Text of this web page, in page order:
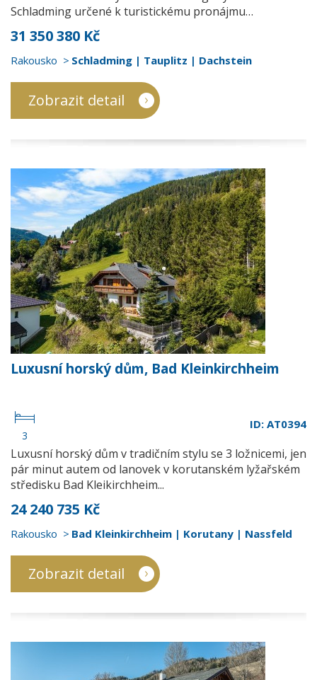
Schladming určené k turistickému pronájmu…
31 350 380 Kč
Rakousko Schladming | Tauplitz | Dachstein
Zobrazit detail
Luxusní horský dům, Bad Kleinkirchheim
3
ID: AT0394
Luxusní horský dům v tradičním stylu se 3 ložnicemi, jen
pár minut autem od lanovek v korutanském lyžařském
středisku Bad Kleikirchheim...
24 240 735 Kč
Rakousko Bad Kleinkirchheim | Korutany | Nassfeld
Zobrazit detail